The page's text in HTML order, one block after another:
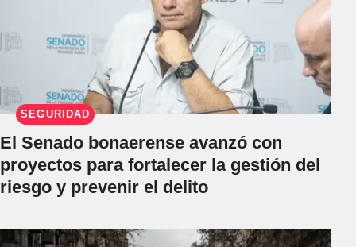
SEGURIDAD
El Senado bonaerense avanzó con
proyectos para fortalecer la gestión del
riesgo y prevenir el delito